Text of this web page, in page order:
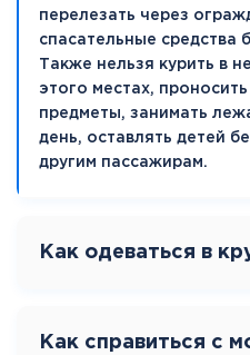
перелезать через
спасательные средства
Также нельзя курить в
этого местах,
предметы, занимать
день, оставлять детей
другим пассажирам.
Как одеваться в
Как справиться с